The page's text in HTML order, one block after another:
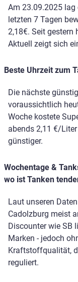
Am 23.09.2025 lag
letzten 7 Tagen
2,18€. Seit gestern
Aktuell zeigt sich
Beste Uhrzeit zum
Die nächste
voraussichtlich
Woche kostete
abends 2,11 €/
günstiger.
Wochentage &
wo ist Tanken
Laut unseren
Cadolzburg meist
Discounter wie SB
Marken - jedoch
Kraftstoffqualität,
reguliert.